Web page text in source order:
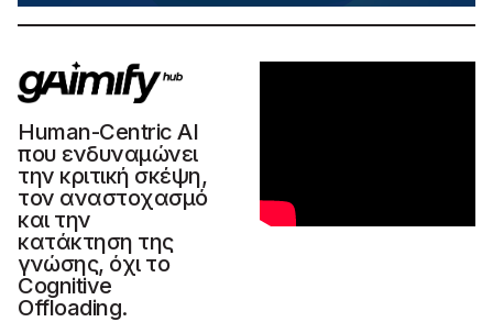
Human-Centric AI
που ενδυναμώνει
την κριτική σκέψη,
τον αναστοχασμό
και την
κατάκτηση της
γνώσης, όχι τo
Cognitive
Offloading.